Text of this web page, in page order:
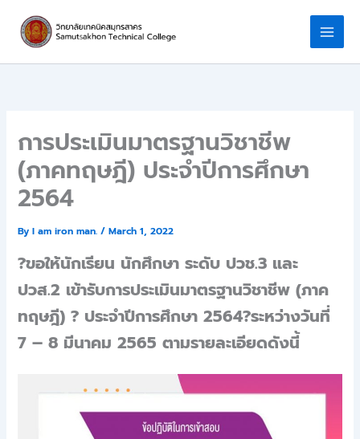
content
การประเมินมาตรฐานวิชาชีพ
(ภาคทฤษฎี) ประจำปีการศึกษา
2564
ByI am iron man./March 1, 2022
?ขอให้นักเรียน นักศึกษา ระดับ ปวช.3 และ
ปวส.2 เข้ารับการประเมินมาตรฐานวิชาชีพ (ภาค
ทฤษฎี) ? ประจำปีการศึกษา 2564?ระหว่างวันที่
7 – 8 มีนาคม 2565 ตามรายละเอียดดังนี้